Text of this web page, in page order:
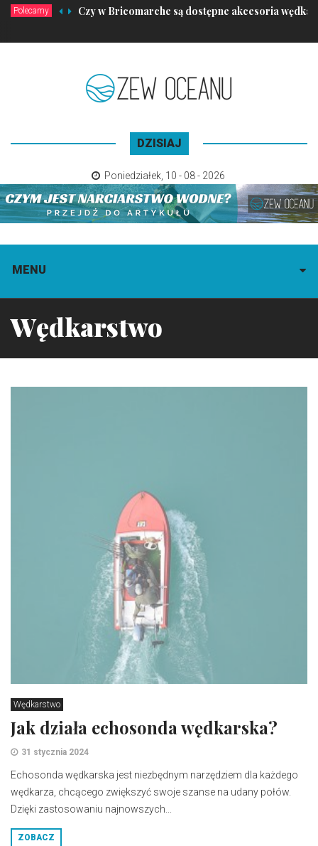
Polecamy Czy w Bricomarche są dostępne akcesoria
DZISIAJ
Poniedziałek 10 - 08 - 2026
MENU
Wędkarstwo
Wędkarstwo
Jak działa echosonda wędkarska?
31 stycznia 2024
Echosonda wędkarska jest niezbędnym narzędziem dla każdego
wędkarza, chcącego zwiększyć swoje szanse na udany połów.
Dzięki zastosowaniu najnowszych...
ZOBACZ